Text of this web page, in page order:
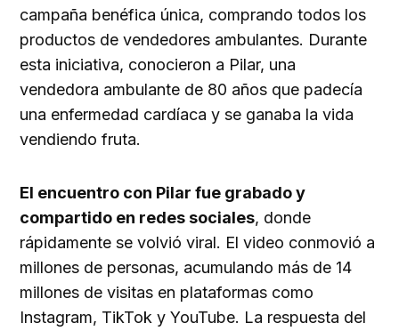
campaña benéfica única, comprando todos los
productos de vendedores ambulantes. Durante
esta iniciativa, conocieron a Pilar, una
vendedora ambulante de 80 años que padecía
una enfermedad cardíaca y se ganaba la vida
vendiendo fruta.
El encuentro con Pilar fue grabado y
compartido en redes sociales, donde
rápidamente se volvió viral. El video conmovió a
millones de personas, acumulando más de 14
millones de visitas en plataformas como
Instagram, TikTok y YouTube. La respuesta del